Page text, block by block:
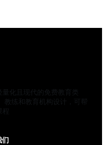
化且现代的免费教育类
练和教育机构设计，可帮
们